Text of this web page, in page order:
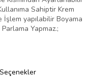
Sahiptir Krem
yapılabilir Boyama
Yapmaz.;